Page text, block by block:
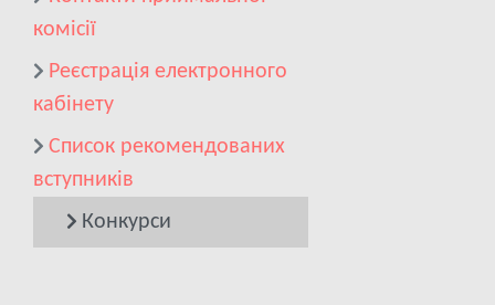
комісії
Реєстрація електронного
кабінету
Список рекомендованих
вступників
Конкурси